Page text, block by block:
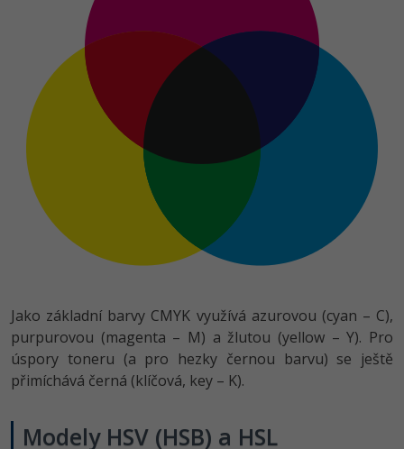
Jako základní barvy CMYK využívá azurovou (cyan – C),
purpurovou (magenta – M) a žlutou (yellow – Y). Pro
úspory toneru (a pro hezky černou barvu) se ještě
přimíchává černá (klíčová, key – K).
Modely HSV (HSB) a HSL